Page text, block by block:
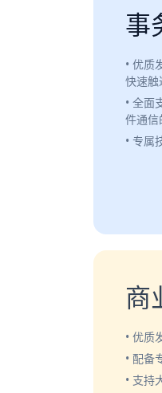
事
• 优质
快速触
• 全面
件通信
• 专属
商
• 优质
• 配备
• 支持